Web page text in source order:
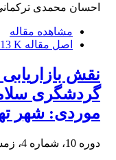
احسان محمدی
مشاهده مقاله
اصل مقاله K
نقش
گردشگری
موردی: شهر
دوره 10، شماره 4، زمستان 1402، صفحه